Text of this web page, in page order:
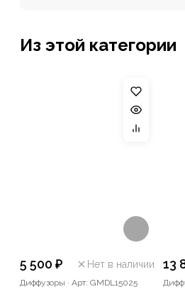
Из этой категории
5 500 ₽ Нет в наличии
Диффузоры · Арт: GMDL15025
13